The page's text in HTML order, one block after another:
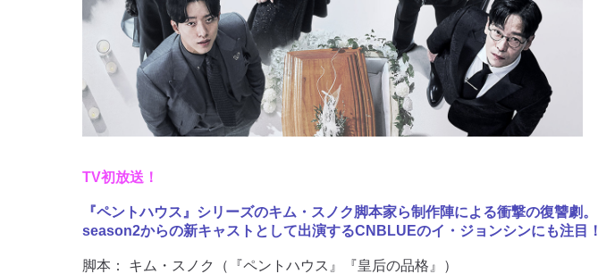
TV初放送！
『ペントハウス』シリーズのキム・スノク脚本家ら制作陣による衝撃の復讐劇。
season2からの新キャストとして出演するCNBLUEのイ・ジョンシンにも注目！
脚本： キム・スノク（『ペントハウス』『皇后の品格』）